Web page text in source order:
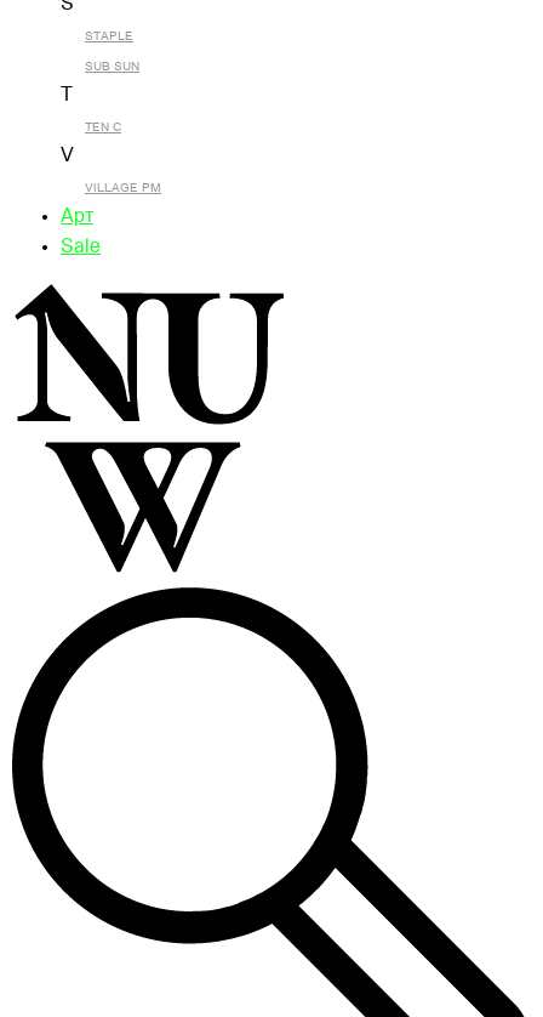
S
STAPLE
SUB SUN
TEN C
V
VILLAGE PM
Арт
Sale